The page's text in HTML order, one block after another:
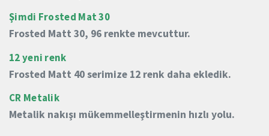
Şimdi Frosted Mat 30
Frosted Matt 30, 96 renkte mevcuttur.
12 yeni renk
Frosted Matt 40 serimize 12 renk daha ekledik.
CR Metalik
Metalik nakışı mükemmelleştirmenin hızlı yolu.